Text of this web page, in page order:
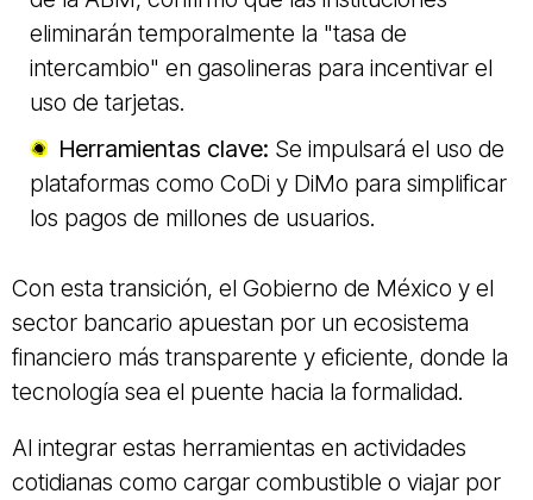
eliminarán temporalmente la "tasa de
intercambio" en gasolineras para incentivar el
uso de tarjetas.
Herramientas clave: Se impulsará el uso de
plataformas como CoDi y DiMo para simplificar
los pagos de millones de usuarios.
Con esta transición, el Gobierno de México y el
sector bancario apuestan por un ecosistema
financiero más transparente y eficiente, donde la
tecnología sea el puente hacia la formalidad.
Al integrar estas herramientas en actividades
cotidianas como cargar combustible o viajar por